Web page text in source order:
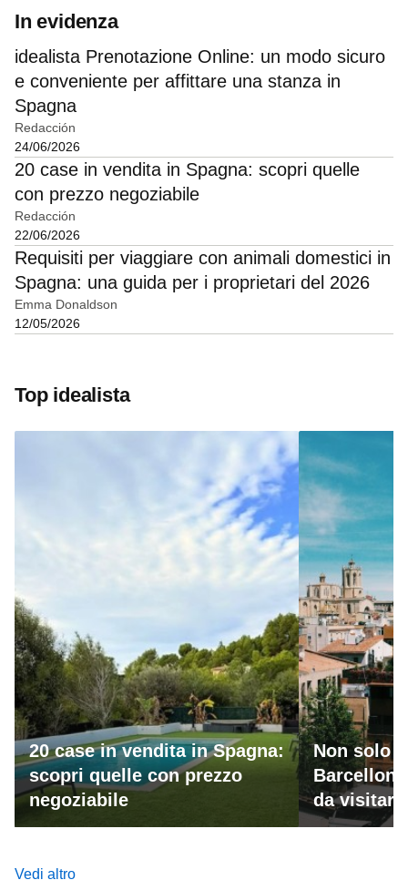
In evidenza
idealista Prenotazione Online: un modo sicuro
e conveniente per affittare una stanza in
Spagna
Redacción
24/06/2026
20 case in vendita in Spagna: scopri quelle
con prezzo negoziabile
Redacción
22/06/2026
Requisiti per viaggiare con animali domestici in
Spagna: una guida per i proprietari del 2026
Emma Donaldson
12/05/2026
Top idealista
20 case in vendita in Spagna:
scopri quelle con prezzo
negoziabile
Non solo
da
Vedi altro